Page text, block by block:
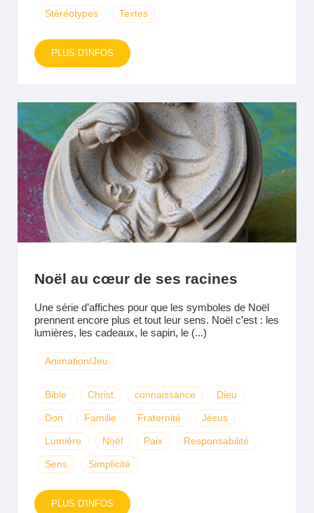
Stéréotypes Textes
PLUS D'INFOS
Noël au cœur de ses racines
Une série d’affiches pour que les symboles de Noël
prennent encore plus et tout leur sens. Noël c’est : les
lumières, les cadeaux, le sapin, le (...)
Animation/Jeu
Bible Christ connaissance Dieu
Don Famille Fraternité Jésus
Lumière Noël Paix Responsabilité
Sens Simplicité
PLUS D'INFOS